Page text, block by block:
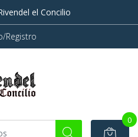
el Concilio
Registro
0